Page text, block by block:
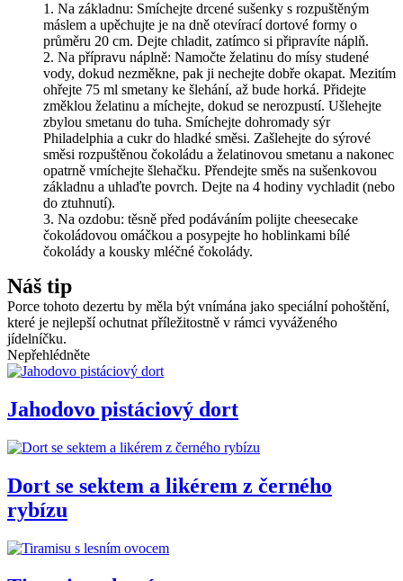
Na základnu: Smíchejte drcené sušenky s rozpuštěným
máslem a upěchujte je na dně otevírací dortové formy o
průměru 20 cm. Dejte chladit, zatímco si připravíte náplň.
Na přípravu náplně: Namočte želatinu do mísy studené
vody, dokud nezměkne, pak ji nechejte dobře okapat. Mezitím
ohřejte 75 ml smetany ke šlehání, až bude horká. Přidejte
změklou želatinu a míchejte, dokud se nerozpustí. Ušlehejte
zbylou smetanu do tuha. Smíchejte dohromady sýr
Philadelphia a cukr do hladké směsi. Zašlehejte do sýrové
směsi rozpuštěnou čokoládu a želatinovou smetanu a nakonec
opatrně vmíchejte šlehačku. Přendejte směs na sušenkovou
základnu a uhlaďte povrch. Dejte na 4 hodiny vychladit (nebo
do ztuhnutí).
Na ozdobu: těsně před podáváním polijte cheesecake
čokoládovou omáčkou a posypejte ho hoblinkami bílé
čokolády a kousky mléčné čokolády.
Náš tip
Porce tohoto dezertu by měla být vnímána jako speciální pohoštění,
které je nejlepší ochutnat příležitostně v rámci vyváženého
jídelníčku.
Nepřehlédněte
Jahodovo pistáciový dort
Dort se sektem a likérem z černého
rybízu